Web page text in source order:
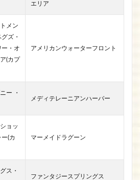
エリア
メン
ズ・
ー・オ
(カプ
アメリカンウォーターフロント
ー ・
メディテレーニアンハーバー
ョッ
(カ
マーメイドラグーン
ス・
ファンタジースプリングス